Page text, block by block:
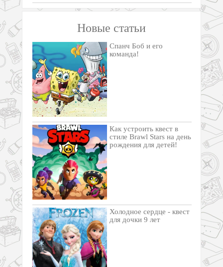
Новые статьи
Спанч Боб и его
команда!
Как устроить квест в
стиле Brawl Stars на день
рождения для детей!
Холодное сердце - квест
для дочки 9 лет